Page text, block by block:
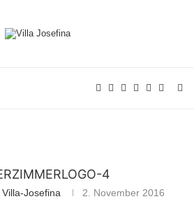
4
Josefina 2. November 2016